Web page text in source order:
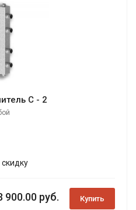
С - 2
900.00 руб. Купить